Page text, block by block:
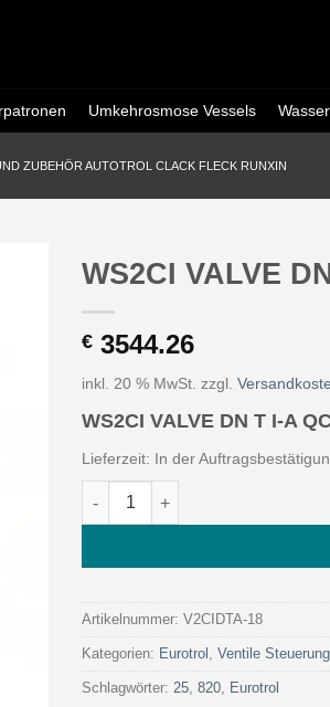
Umkehrosmose Vessels
ZUBEHÖR AUTOTROL CLACK FLECK RUNXIN
WS2CI VALVE
€ 3544.26
inkl. 20 % MwSt. zzgl.
WS2CI VALVE DN T I-A QC
Lieferzeit: In der
WS2CI VALVE DN T I-A QC (Art.
Artikelnummer:V2CIDTA-18
Kategorien: Eurotrol ,Ventile
Schlagwörter: 25 ,820 Eurotrol